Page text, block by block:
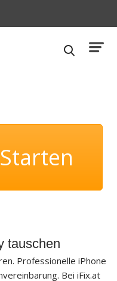
tauschen
Professionelle iPhone
Bei iFix.at